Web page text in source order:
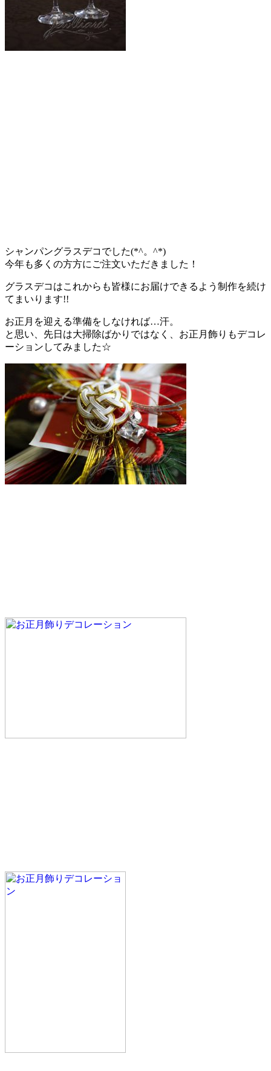
シャンパングラスデコでした(*^。^*)
今年も多くの方方にご注文いただきました！
グラスデコはこれからも皆様にお届けできるよう制作を続け
てまいります!!
お正月を迎える準備をしなければ…汗。
と思い、先日は大掃除ばかりではなく、お正月飾りもデコレ
ーションしてみました☆